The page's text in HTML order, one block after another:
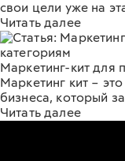
свои цели уже на
Читать далее
Маркетинг-кит для
Маркетинг кит –
бизнеса, который
Читать далее